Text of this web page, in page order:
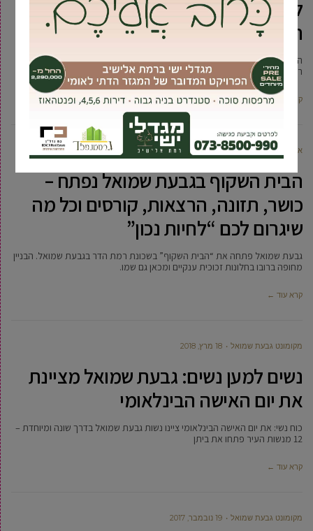
לזכרה של ד”ר שלי גולדברג עם מיטב
המרצים
הרבנית מלכה פיוטרקובסקי, הפסיכולוג ד”ר ברוך כהנא, ההיסטוריון ד”ר יואל
רפל, אבי רט, הרב ד”ר בני לאו, ד”ר עליזה לביא,
קרא עוד ←
אביעד ברטוב 14 מאי, 2019
הבית השקוף בגבעת שמואל נפתח –
כושר, תזונה, הרצאות, קורסים וכל מה
שיגרום לכם “לחיות נכון”
גבעת שמואל פתחה את “הבית השקוף” בשכונת רמת הדר בגבעת שמואל. הבניין
מחופה ברובו בחלונות זכוכית ענקיים ומכאן גם שמו.
קרא עוד ←
מקומונט גבעת שמואל 18 מרץ, 2018
נשים למען נשים: גבעת שמואל מציינת
את יום האישה הבינלאומי
כוח נשי: את יום האישה הבינלאומי ציינו נשות גבעת שמואל בדרך שונה ומיוחדת –
12 מנשות העיר פתחו את ביתן
קרא עוד ←
מקומונט גבעת שמואל 19 נובמבר, 2017